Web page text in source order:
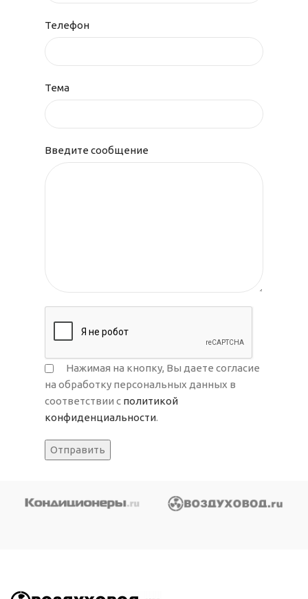
Телефон
Тема
Введите сообщение
Нажимая на кнопку, Вы даете согласие
на обработку персональных данных в
соответствии с политикой
конфиденциальности.